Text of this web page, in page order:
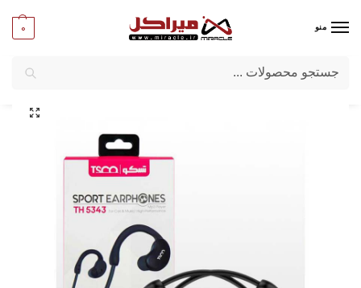
منو 0
میراکل/کامپیوتر/قطعات جانبی